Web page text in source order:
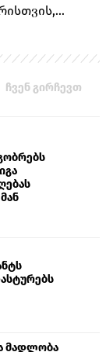
ჩვენ გირჩევთ
მადლობა